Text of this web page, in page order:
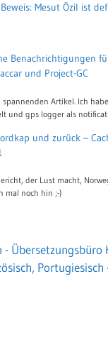
Mesut Özil ist
Benachrichtigungen
und Project-GC
Artikel. Ich
und gps logger als
und zurück –
der Lust macht,
mal noch hin ;-)
- Übersetzungsbüro